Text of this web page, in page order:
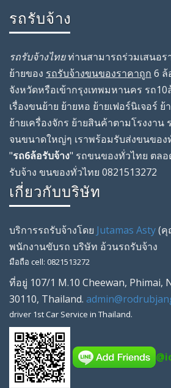
รถรับจ้าง
รถรับจ้างไทยท่านสามารถร่วมเสนอร
ย้ายของ รถรับจ้างขนของราคาถูก 6 ล้
จังหวัดหรือเข้ากรุงเทพมหานคร รถ
เรื่องขนย้าย ย้ายหอ ย้ายเฟอร์นิเจอร์
ย้ายเครื่องจักร ย้ายสินค้าตามโรงงา
จนขนาดใหญ่ๆ เราพร้อมรับส่งขนของ
"รถ6ล้อรับจ้าง" รถขนของทั่วไทย ตล
รับจ้าง ขนของทั่วไทย 0821513272
เกี่ยวกับบริษัท
บริการรถรับจ้างโดย Jutamas Asty(
พนักงานขับรถ บริษัท อ้วนรถรับจ้าง
มือถือ cell: 0821513272
ที่อยู่ 107/1 M.10 Cheewan, Phimai,
30110, Thailand.
driver 1st Car Service in Thailand.